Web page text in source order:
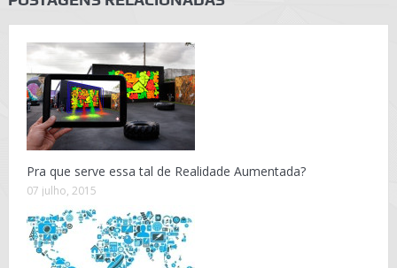
Pra que serve essa tal de Realidade Aumentada?
07 julho, 2015